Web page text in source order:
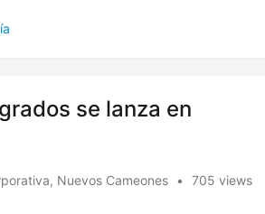
se lanza en
, Nuevos Cameones • 705 views